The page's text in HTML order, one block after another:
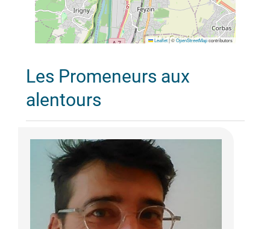
Leaflet |©OpenStreetMapcontributors
Les Promeneurs aux
alentours